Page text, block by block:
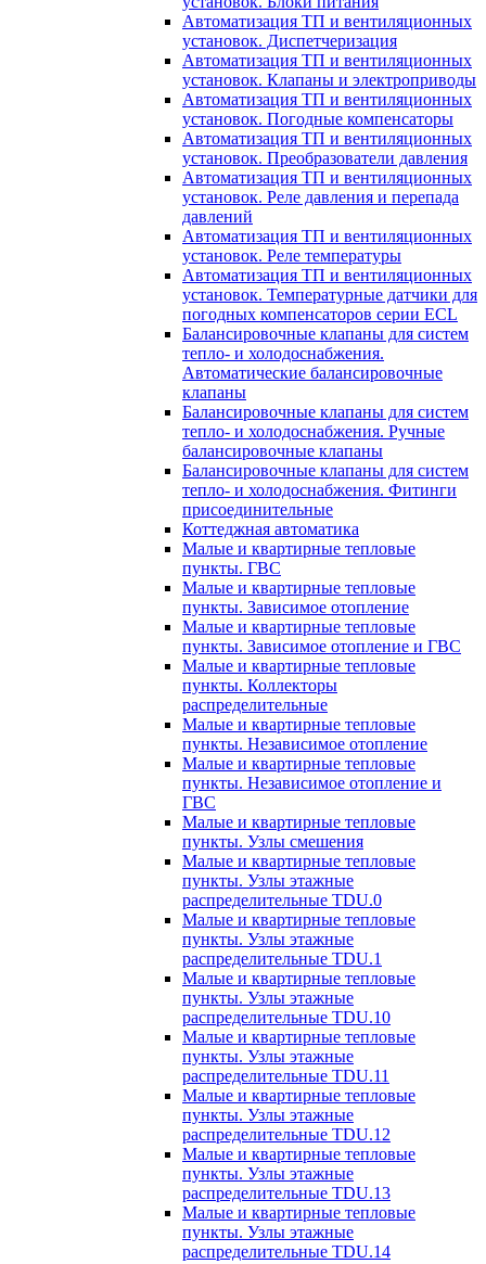
Автоматизация ТП и вентиляционных
установок. Диспетчеризация
Автоматизация ТП и вентиляционных
установок. Клапаны и электроприводы
Автоматизация ТП и вентиляционных
установок. Погодные компенсаторы
Автоматизация ТП и вентиляционных
установок. Преобразователи давления
Автоматизация ТП и вентиляционных
установок. Реле давления и перепада
давлений
Автоматизация ТП и вентиляционных
установок. Реле температуры
Автоматизация ТП и вентиляционных
установок. Температурные датчики для
погодных компенсаторов серии ECL
Балансировочные клапаны для систем
тепло- и холодоснабжения.
Автоматические балансировочные
клапаны
Балансировочные клапаны для систем
тепло- и холодоснабжения. Ручные
балансировочные клапаны
Балансировочные клапаны для систем
тепло- и холодоснабжения. Фитинги
присоединительные
Коттеджная автоматика
Малые и квартирные тепловые
пункты. ГВС
Малые и квартирные тепловые
пункты. Зависимое отопление
Малые и квартирные тепловые
пункты. Зависимое отопление и ГВС
Малые и квартирные тепловые
пункты. Коллекторы
распределительные
Малые и квартирные тепловые
пункты. Независимое отопление
Малые и квартирные тепловые
пункты. Независимое отопление и
ГВС
Малые и квартирные тепловые
пункты. Узлы смешения
Малые и квартирные тепловые
пункты. Узлы этажные
распределительные TDU.0
Малые и квартирные тепловые
пункты. Узлы этажные
распределительные TDU.1
Малые и квартирные тепловые
пункты. Узлы этажные
распределительные TDU.10
Малые и квартирные тепловые
пункты. Узлы этажные
распределительные TDU.11
Малые и квартирные тепловые
пункты. Узлы этажные
распределительные TDU.12
Малые и квартирные тепловые
пункты. Узлы этажные
распределительные TDU.13
Малые и квартирные тепловые
пункты. Узлы этажные
распределительные TDU.14